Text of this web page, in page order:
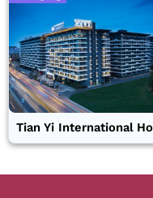
Tian Yi International